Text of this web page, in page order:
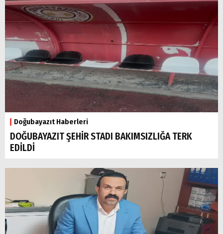
Doğubayazıt Haberleri
DOĞUBAYAZIT ŞEHİR STADI BAKIMSIZLIĞA TERK
EDİLDİ